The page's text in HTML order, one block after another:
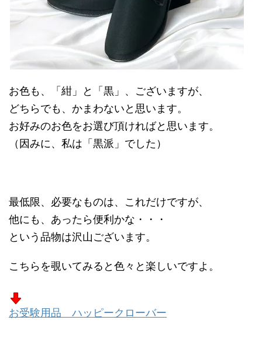
お色も、「紺」と「黒」、ございますが、
どちらでも、かまわないと思います。
お好みのお色をお選び頂ければと思います。
（因みに、私は「黒派」でした）
最低限、必要なものは、これだけですが、
他にも、あったら便利かな・・・
という品物は沢山ございます。
こちらを覗いてみると色々と楽しいですよ。
お受験用品 ハッピークローバー